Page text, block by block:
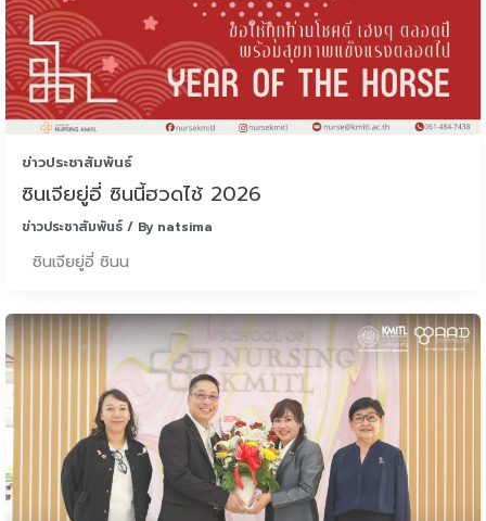
ข่าวประชาสัมพันธ์
ซินเจียยู่อี่ ซินนี้ฮวดไช้ 2026
ข่าวประชาสัมพันธ์ / By natsima
ซินเจียยู่อี่ ซินน